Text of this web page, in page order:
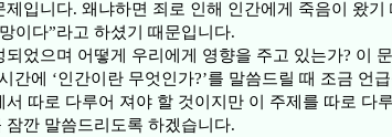
제입니다. 왜냐하면 죄로 인해 인간에게 죽음이 왔기
이다”라고 하셨기 때문입니다.
되었으며 어떻게 우리에게 영향을 주고 있는가? 이
간에 ‘인간이란 무엇인가?’를 말씀드릴 때 조금 언
서 따로 다루어 져야 할 것이지만 이 주제를 따로 다
잠깐 말씀드리도록 하겠습니다.